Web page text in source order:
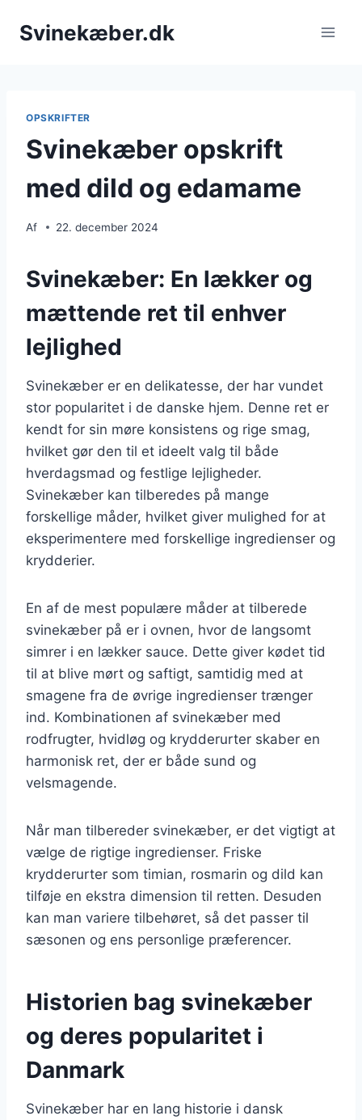
Svinekæber.dk
OPSKRIFTER
Svinekæber opskrift
med dild og edamame
Af 22. december 2024
Svinekæber: En lækker og
mættende ret til enhver
lejlighed
Svinekæber er en delikatesse, der har vundet
stor popularitet i de danske hjem. Denne ret er
kendt for sin møre konsistens og rige smag,
hvilket gør den til et ideelt valg til både
hverdagsmad og festlige lejligheder.
Svinekæber kan tilberedes på mange
forskellige måder, hvilket giver mulighed for at
eksperimentere med forskellige ingredienser og
krydderier.
En af de mest populære måder at tilberede
svinekæber på er i ovnen, hvor de langsomt
simrer i en lækker sauce. Dette giver kødet tid
til at blive mørt og saftigt, samtidig med at
smagene fra de øvrige ingredienser trænger
ind. Kombinationen af svinekæber med
rodfrugter, hvidløg og krydderurter skaber en
harmonisk ret, der er både sund og
velsmagende.
Når man tilbereder svinekæber, er det vigtigt at
vælge de rigtige ingredienser. Friske
krydderurter som timian, rosmarin og dild kan
tilføje en ekstra dimension til retten. Desuden
kan man variere tilbehøret, så det passer til
sæsonen og ens personlige præferencer.
Historien bag svinekæber
og deres popularitet i
Danmark
Svinekæber har en lang historie i dansk